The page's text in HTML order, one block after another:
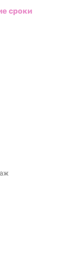
сроки